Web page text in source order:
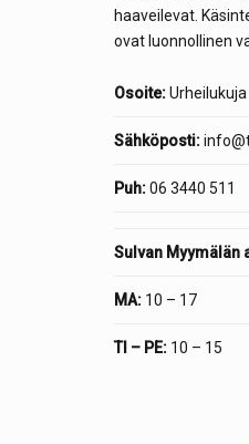
haaveilevat.
ovat luonnollinen
Osoite:Urheilukuja
Sähköposti:
Puh:06 3440 511
Sulvan Myymälän
MA: 10 – 17
TI – PE: 10 – 15